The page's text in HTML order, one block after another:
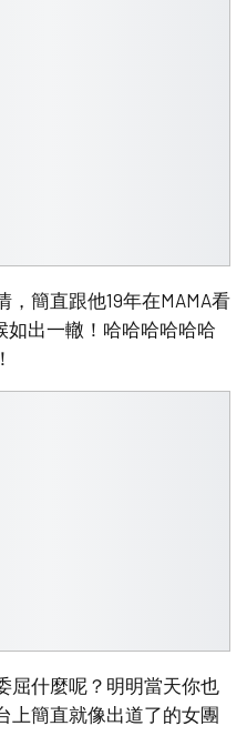
簡直跟他19年在MAMA看
出一轍！哈哈哈哈哈哈
屈什麼呢？明明當天你也
上簡直就像出道了的女團